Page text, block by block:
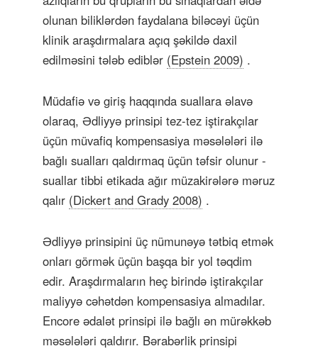
olunan biliklərdən faydalana biləcəyi üçün
klinik araşdırmalara açıq şəkildə daxil
edilməsini tələb ediblər (Epstein 2009) .
Müdafiə və giriş haqqında suallara əlavə
olaraq, Ədliyyə prinsipi tez-tez iştirakçılar
üçün müvafiq kompensasiya məsələləri ilə
bağlı sualları qaldırmaq üçün təfsir olunur -
suallar tibbi etikada ağır müzakirələrə məruz
qalır (Dickert and Grady 2008) .
Ədliyyə prinsipini üç nümunəyə tətbiq etmək
onları görmək üçün başqa bir yol təqdim
edir. Araşdırmaların heç birində iştirakçılar
maliyyə cəhətdən kompensasiya almadılar.
Encore ədalət prinsipi ilə bağlı ən mürəkkəb
məsələləri qaldırır. Bərabərlik prinsipi